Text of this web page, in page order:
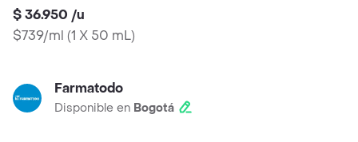
$ 36.950 /u
$739/ml (1 X 50 mL)
Farmatodo
Disponible en Bogotá